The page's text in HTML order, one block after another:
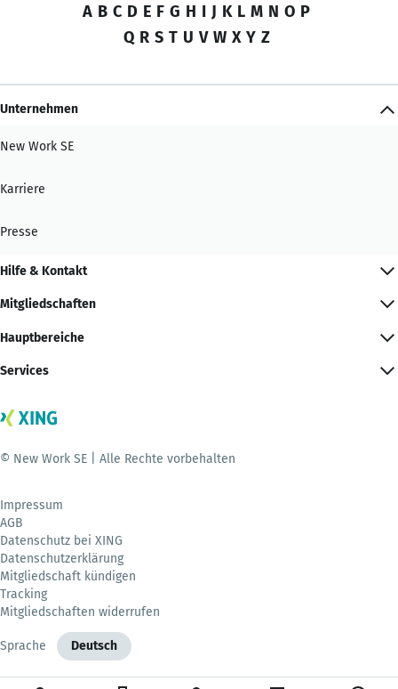
A B C D E F G H I J K L M N O P
Q R S T U V W X Y Z
Unternehmen
New Work SE
Karriere
Presse
Hilfe & Kontakt
Mitgliedschaften
Hauptbereiche
Services
© New Work SE | Alle Rechte vorbehalten
Impressum
AGB
Datenschutz bei XING
Datenschutzerklärung
Mitgliedschaft kündigen
Tracking
Mitgliedschaften widerrufen
Sprache Deutsch